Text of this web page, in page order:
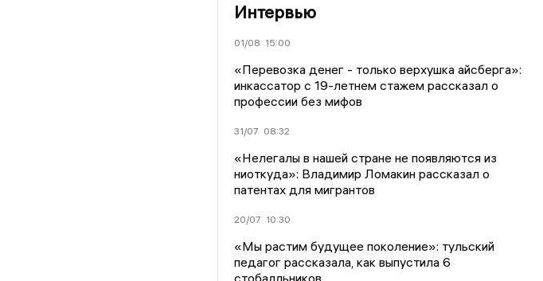
Интервью
01/08 15:00
«Перевозка денег - только верхушка айсберга»:
инкассатор с 19-летнем стажем рассказал о
профессии без мифов
31/07 08:32
«Нелегалы в нашей стране не появляются из
ниоткуда»: Владимир Ломакин рассказал о
патентах для мигрантов
20/07 10:30
«Мы растим будущее поколение»: тульский
педагог рассказала, как выпустила 6
стобалльников